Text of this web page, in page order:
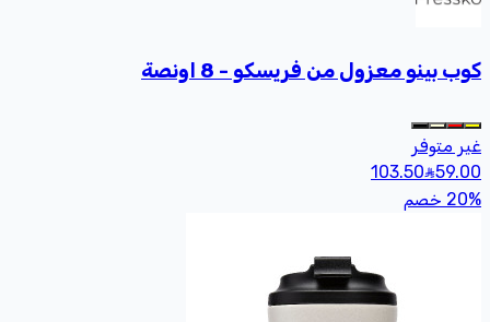
كوب بينو معزول من فريسكو - 8 اونصة
غير متوفر
59.00
103.50
20% خصم